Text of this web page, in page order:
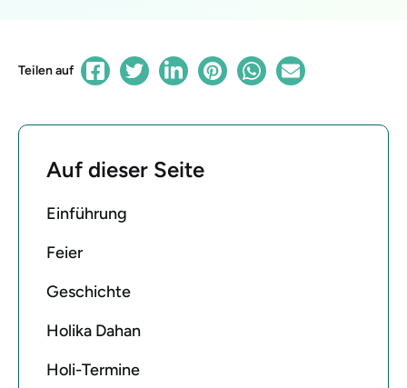
Teilen auf
Auf dieser Seite
Einführung
Feier
Geschichte
Holika Dahan
Holi-Termine